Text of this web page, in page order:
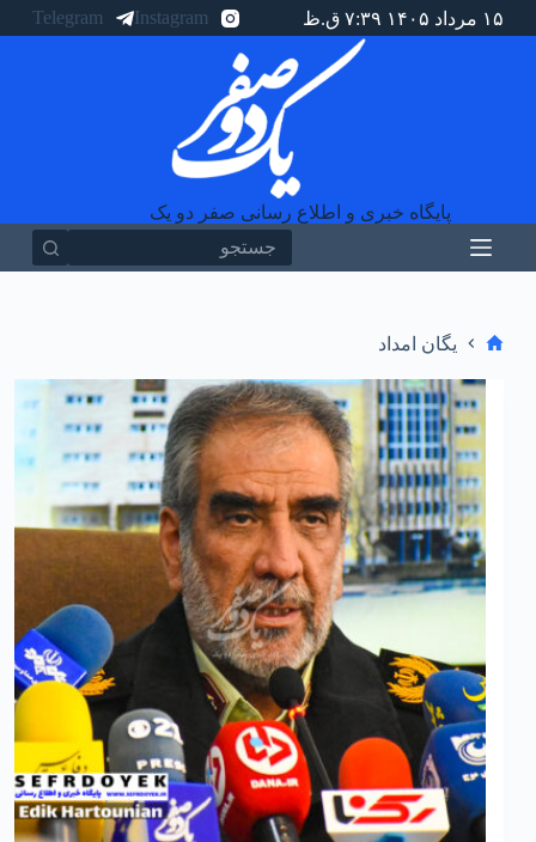
ا
۱۵ مرداد ۱۴۰۵ ۷:۳۹ ق.ظ Instagram
Telegram
پایگاه خبری و اطلاع رسانی صفر دو یک
یگان امداد